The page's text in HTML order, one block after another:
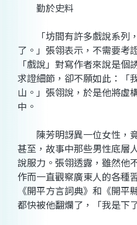
勤於史料
「坊間有許多戲說系列
了。」張翎表示，不需要考
「戲說」對寫作者來說是
求證細節，卻不願如此：「
山。」張翎說，於是他將虛
中。
陳芳明訝異一位女性，竟
甚至，故事中那些男性底層
說服力。張翎透露，雖然他
作而一直觀察廣東人的各種
《開平方言詞典》和《開平
都快被他翻爛了，「我是下